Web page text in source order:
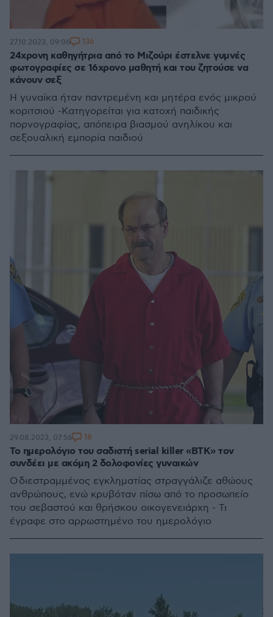
24χρονη καθηγήτρια από το Μιζούρι έστελνε γυμνές
φωτογραφίες σε 16χρονο μαθητή και του ζητούσε να
κάνουν σεξ
Η γυναίκα ήταν παντρεμένη και μητέρα ενός μικρού
κοριτσιού -Κατηγορείται για κατοχή παιδικής
πορνογραφίας, απόπειρα βιασμού ανηλίκου και
σεξουαλική εμπορία παιδιού
27.10.2023, 09:06 136
To ημερολόγιο του σαδιστή serial killer «BTK» τον
συνδέει με ακόμη 2 δολοφονίες γυναικών
Ο διεστραμμένος εγκληματίας στραγγάλιζε αθώους
ανθρώπους, ενώ κρυβόταν πίσω από το προσωπείο
του σεβαστού και θρήσκου οικογενειάρχη - Τι
έγραφε στο αρρωστημένο του ημερολόγιο
29.08.2023, 07:56 18